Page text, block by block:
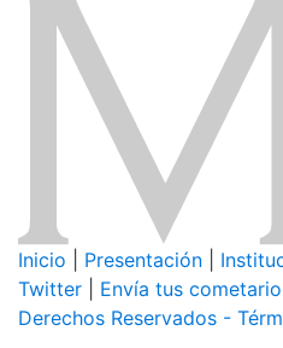
Inicio Presentación
Twitter
Envía tus
Derechos Reservados -